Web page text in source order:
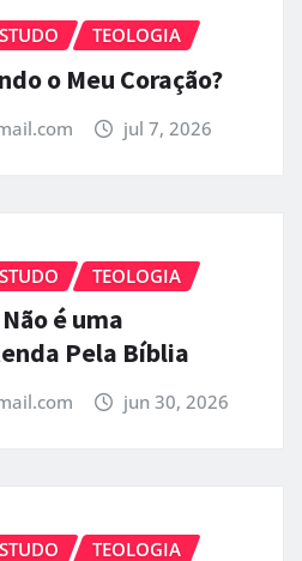
TEOLOGIA
o Meu Coração?
jul 7, 2026
TEOLOGIA
é uma
Pela Bíblia
jun 30, 2026
TEOLOGIA